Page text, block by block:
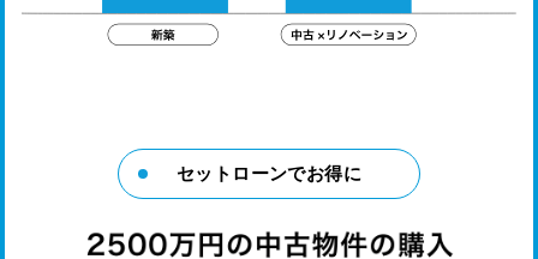
セットローンでお得に